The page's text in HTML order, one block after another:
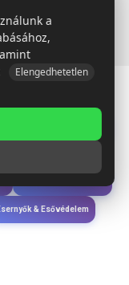
& Esővédelem
a
Elengedhetetlen